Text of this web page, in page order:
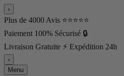
‹
Plus de 4000 Avis ⭐⭐⭐⭐⭐
Paiement 100% Sécurisé 🔒
Livraison Gratuite ⚡ Expédition 24h
›
Menu